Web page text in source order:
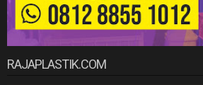
RAJAPLASTIK.COM